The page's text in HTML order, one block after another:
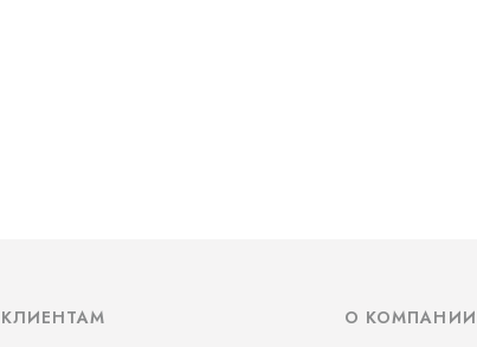
КЛИЕНТАМ О КОМПАНИИ